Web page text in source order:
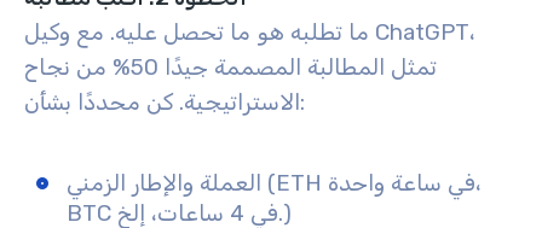
ما تطلبه هو ما تحصل عليه. مع وكيل ChatGPT،
تمثل المطالبة المصممة جيدًا 50% من نجاح
الاستراتيجية. كن محددًا بشأن:
العملة والإطار الزمني (ETH في ساعة واحدة،
BTC في 4 ساعات، إلخ.)